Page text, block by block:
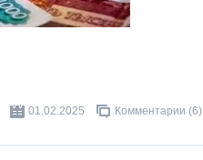
01.02.2025 Комментарии (6)